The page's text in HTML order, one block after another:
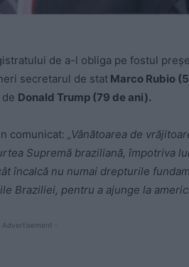
de a-l obliga pe fostul
secretarul de stat Marco Rubio
Donald Trump (79 de ani).
comunicat:
„Vânătoarea de
Supremă braziliană, împotriva
încalcă nu numai drepturile
Braziliei, pentru a ajunge la
Advertisement -